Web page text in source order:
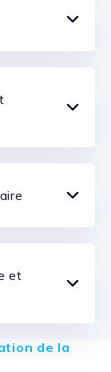
et
de la